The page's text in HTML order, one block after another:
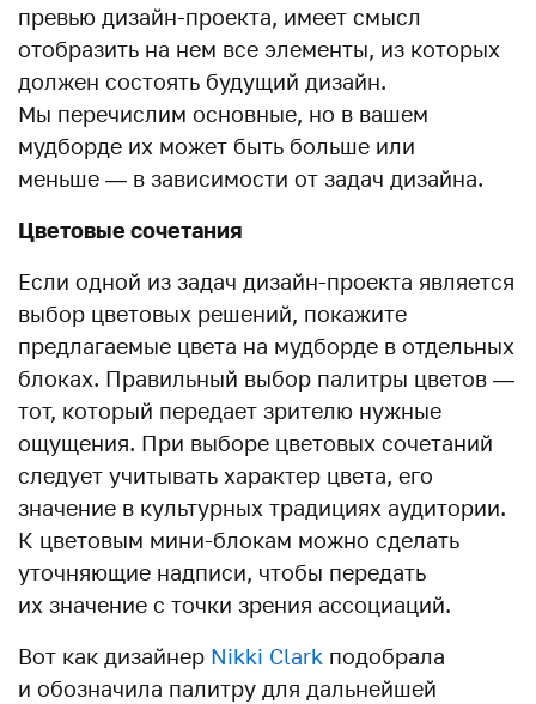
превью дизайн-проекта, имеет смысл
отобразить на нем все элементы, из которых
должен состоять будущий дизайн.
Мы перечислим основные, но в вашем
мудборде их может быть больше или
меньше — в зависимости от задач дизайна.
Цветовые сочетания
Если одной из задач дизайн-проекта является
выбор цветовых решений, покажите
предлагаемые цвета на мудборде в отдельных
блоках. Правильный выбор палитры цветов —
тот, который передает зрителю нужные
ощущения. При выборе цветовых сочетаний
следует учитывать характер цвета, его
значение в культурных традициях аудитории.
К цветовым мини-блокам можно сделать
уточняющие надписи, чтобы передать
их значение с точки зрения ассоциаций.
Вот как дизайнер Nikki Clark подобрала
и обозначила палитру для дальнейшей